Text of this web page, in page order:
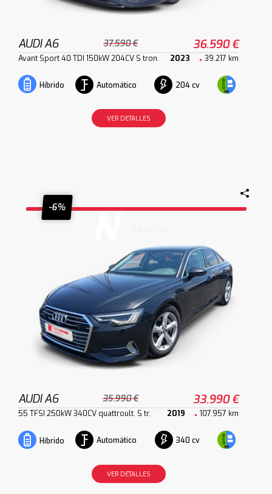
AUDI A6 37.590 € 36.590 €
Avant Sport 40 TDI 150kW 204CV S tron. 2023 39.217 km
Híbrido Automático 204 cv
VER DETALLES
-6%
AUDI A6 35.990 € 33.990 €
55 TFSI 250kW 340CV quattroult. S tr. 2019 107.957 km
Híbrido Automático 340 cv
VER DETALLES